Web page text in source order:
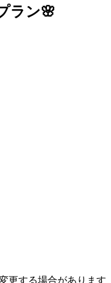
ラン🌸
更する場合があります